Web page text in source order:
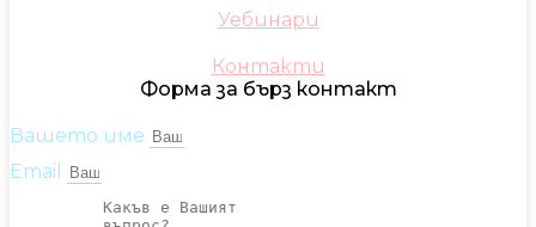
Уебинари
Контакти
Форма за бърз контакт
Вашето име
Email